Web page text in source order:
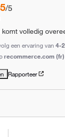
5/5
volledig
een ervaring van4-
recommerce.com (fr)
Rapporteer